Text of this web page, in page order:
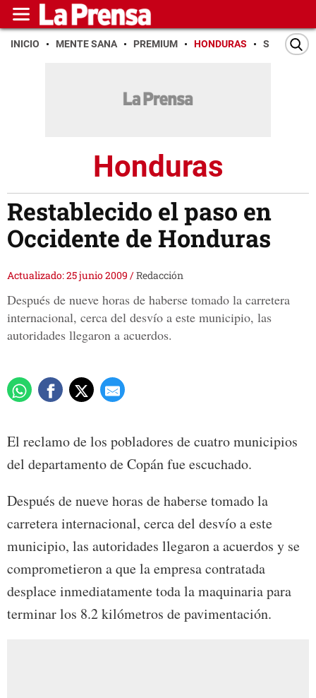
INICIO MENTE SANA PREMIUM HONDURAS SAN PEDRO
Honduras
Restablecido el paso en
Occidente de Honduras
Actualizado: 25 junio 2009 /Redacción
Después de nueve horas de haberse tomado la carretera
internacional, cerca del desvío a este municipio, las
autoridades llegaron a acuerdos.
El reclamo de los pobladores de cuatro municipios
del departamento de Copán fue escuchado.
Después de nueve horas de haberse tomado la
carretera internacional, cerca del desvío a este
municipio, las autoridades llegaron a acuerdos y se
comprometieron a que la empresa contratada
desplace inmediatamente toda la maquinaria para
terminar los 8.2 kilómetros de pavimentación.